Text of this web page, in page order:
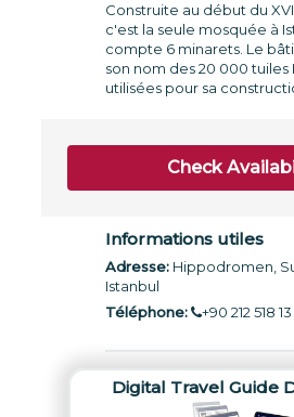
Construite au début du
c'est la seule mosquée à
compte 6 minarets. Le
son nom des 20 000 tuiles
utilisées pour sa
Informations utiles
Adresse:Hippodromen,
Istanbul
Téléphone:
+90 212 518 13
Check
Digital Travel Guide